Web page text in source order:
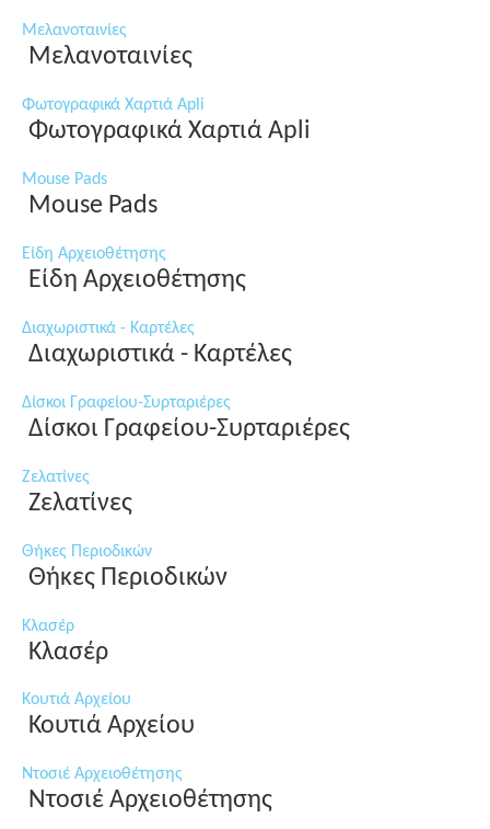
Μελανοταινίες
Μελανοταινίες
Φωτογραφικά Χαρτιά Apli
Φωτογραφικά Χαρτιά Apli
Mouse Pads
Mouse Pads
Είδη Αρχειοθέτησης
Είδη Αρχειοθέτησης
Διαχωριστικά - Καρτέλες
Διαχωριστικά - Καρτέλες
Δίσκοι Γραφείου-Συρταριέρες
Δίσκοι Γραφείου-Συρταριέρες
Ζελατίνες
Ζελατίνες
Θήκες Περιοδικών
Θήκες Περιοδικών
Κλασέρ
Κλασέρ
Κουτιά Αρχείου
Κουτιά Αρχείου
Ντοσιέ Αρχειοθέτησης
Ντοσιέ Αρχειοθέτησης